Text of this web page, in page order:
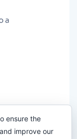
a
ensure the
improve our